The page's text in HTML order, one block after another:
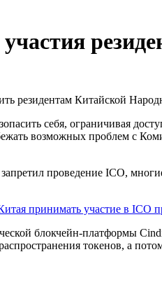
резидентам Китайской
себя, ограничивая
возможных проблем с
проведение ICO,
принимать участие в ICO
блокчейн-платформы
токенов, а